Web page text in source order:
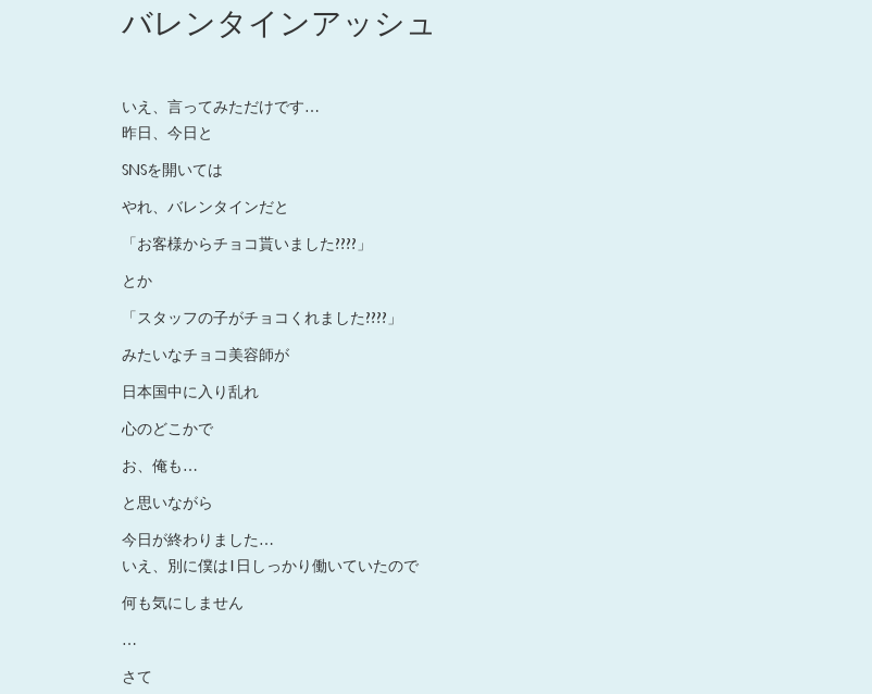
バレンタインアッシュ
いえ、言ってみただけです…
昨日、今日と
SNSを開いては
やれ、バレンタインだと
「お客様からチョコ貰いました????」
とか
「スタッフの子がチョコくれました????」
みたいなチョコ美容師が
日本国中に入り乱れ
心のどこかで
お、俺も…
と思いながら
今日が終わりました…
いえ、別に僕は1日しっかり働いていたので
何も気にしません
…
さて